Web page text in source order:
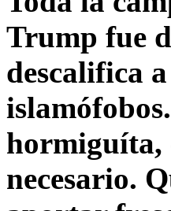
Trump fue
descalifica
hormiguíta,
necesario.